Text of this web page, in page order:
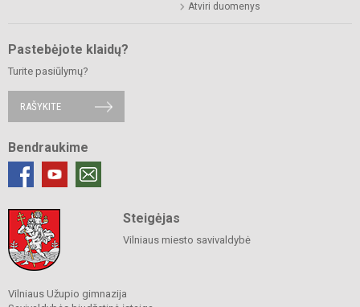
Atviri duomenys
Pastebėjote klaidų?
Turite pasiūlymų?
RAŠYKITE
Bendraukime
Steigėjas
Vilniaus miesto savivaldybė
Vilniaus Užupio gimnazija